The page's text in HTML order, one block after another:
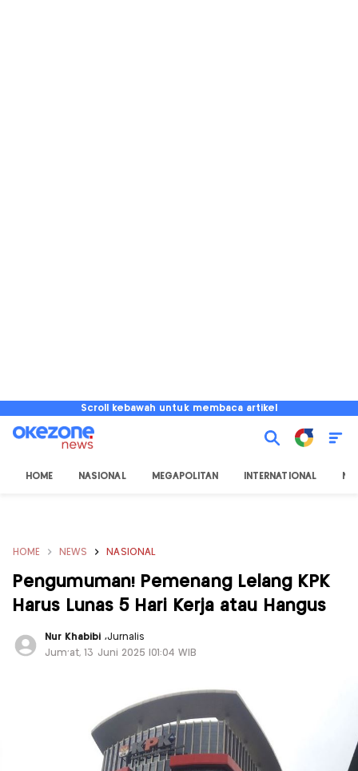
Scroll kebawah untuk membaca artikel
HOME NASIONAL MEGAPOLITAN INTERNATIONAL
HOME NEWS NASIONAL
Pengumuman! Pemenang Lelang KPK
Harus Lunas 5 Hari Kerja atau Hangus
Nur Khabibi ,Jurnalis
Jum'at, 13 Juni 2025 |01:04 WIB